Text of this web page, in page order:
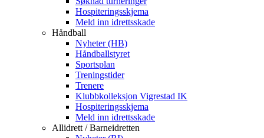
Hospiteringsskjema
Meld inn idrettsskade
Håndball
Nyheter (HB)
Håndballstyret
Sportsplan
Treningstider
Trenere
Klubbkolleksjon Vigrestad IK
Hospiteringsskjema
Meld inn idrettsskade
Allidrett / Barneidretten